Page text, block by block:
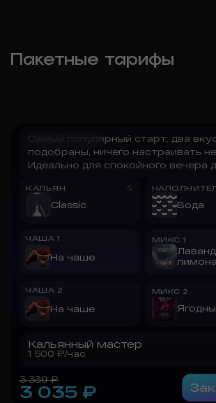
Пакетные тарифы
Всё просто!
Самый популярный старт: два
подобраны, ничего настраивать
Идеально для спокойного вечера
КАЛЬЯН
Classic Вода
ЧАША 1
На чаше
МИКС 1
ЧАША 2
На чаше
МИКС 2
Кальянный мастер
1 500 ₽/час
3 339₽
3 035 ₽